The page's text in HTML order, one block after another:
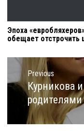
Эпоха
обещает
Навигация
записям
Previous
Previous
post:
Курникова
родителями